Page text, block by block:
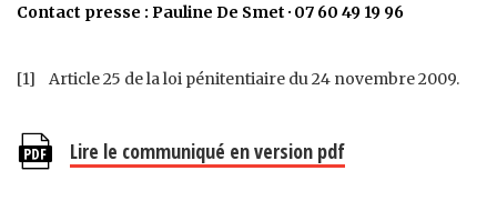
Contact presse : Pauline De Smet · 07 60 49 19 96
[1] Article 25 de la loi pénitentiaire du 24 novembre 2009.
Lire le communiqué en version pdf